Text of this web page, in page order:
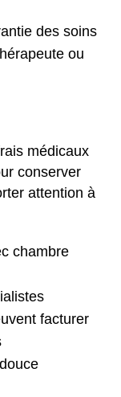
des soins
ou
médicaux
conserver
attention à
chambre
facturer